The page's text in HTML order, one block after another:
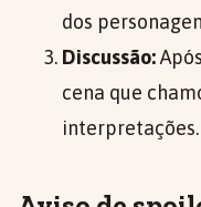
dos
Discussão:
cena que
interpretações.